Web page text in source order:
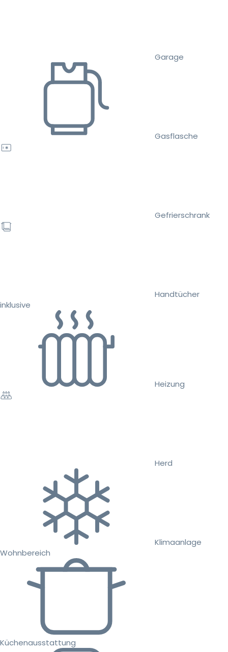
Garage
Gasflasche
Gefrierschrank
Handtücher
inklusive
Heizung
Herd
Klimaanlage
Wohnbereich
Küchenausstattung